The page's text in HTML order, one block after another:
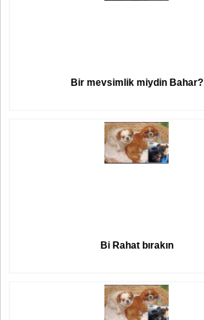
Bir mevsimlik miydin Bahar?
Bi Rahat bırakın